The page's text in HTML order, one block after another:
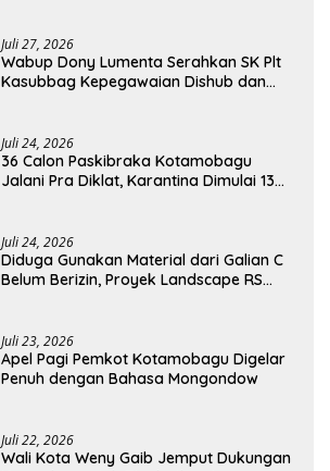
Juli 27, 2026
Wabup Dony Lumenta Serahkan SK Plt
Kasubbag Kepegawaian Dishub dan
Juli 24, 2026
36 Calon Paskibraka Kotamobagu
Jalani Pra Diklat, Karantina Dimulai 13
Juli 24, 2026
Diduga Gunakan Material dari Galian C
Belum Berizin, Proyek Landscape RS
Juli 23, 2026
Apel Pagi Pemkot Kotamobagu Digelar
Penuh dengan Bahasa Mongondow
Juli 22, 2026
Wali Kota Weny Gaib Jemput Dukungan